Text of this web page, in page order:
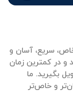
سریع، آسان و
در کمترین زمان
بگیرید. ما
و خاص‌تر